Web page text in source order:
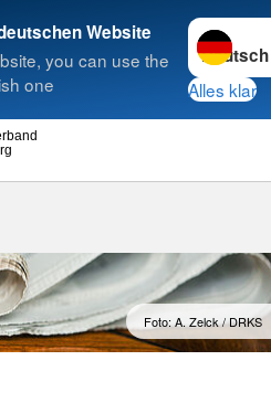
Website
you can use the
one
Sprache
Alles klar
Suche
Foto: A. Zelck / DRKS